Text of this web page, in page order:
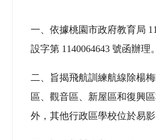
一、依據桃園市政府教育局
設字第 1140064643 號函辦理。
二、旨揭飛航訓練航線除楊
區、觀音區、新屋區和復興
外，其他行政區學校位於易影